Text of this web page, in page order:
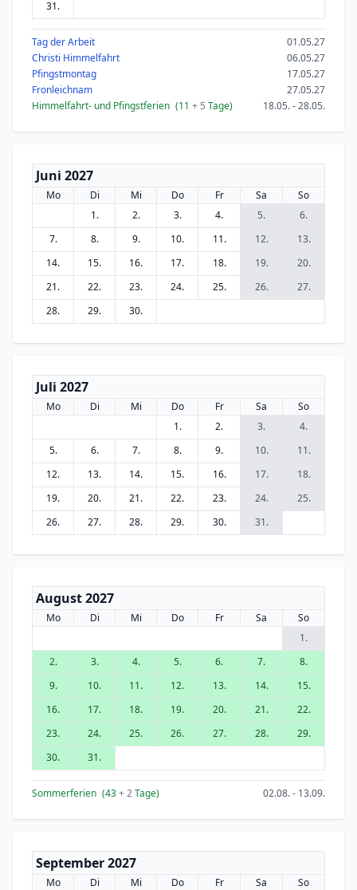
31.
Tag der Arbeit
01.05.27
Christi Himmelfahrt
06.05.27
Pfingstmontag
17.05.27
Fronleichnam
27.05.27
Himmelfahrt- und Pfingstferien (11 + 5 Tage) 18.05. - 28.05.
Juni 2027
Mo Di Mi Do Fr Sa
So
1.
2. 3. 4. 5.
6.
7.
8. 9. 10. 11. 12.
13.
14.
15. 16. 17. 18. 19.
20.
21.
22. 23. 24. 25. 26.
27.
28.
29. 30.
Juli 2027
Mo Di Mi Do Fr Sa
So
1.
2. 3.
4.
5.
6. 7. 8. 9. 10.
11.
12.
13. 14. 15. 16. 17.
18.
19.
20. 21. 22. 23. 24.
25.
26.
27. 28. 29. 30. 31.
August 2027
Mo Di Mi Do Fr Sa
So
1.
2.
3. 4. 5. 6. 7.
8.
9.
10. 11. 12. 13. 14.
15.
16.
17. 18. 19. 20. 21.
22.
23.
24. 25. 26. 27. 28.
29.
30.
31.
Sommerferien (43+ 2Tage) 02.08. - 13.09.
September 2027
Mo Di Mi Do Fr Sa
So